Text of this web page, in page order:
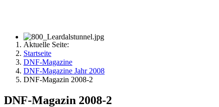
Aktuelle Seite:
Startseite
DNF-Magazine
DNF-Magazine Jahr 2008
DNF-Magazin 2008-2
DNF-Magazin 2008-2